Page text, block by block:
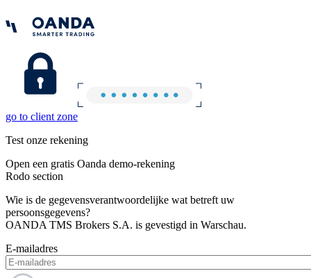
go to client zone
Test onze rekening
Open een gratis Oanda demo-rekening
Rodo section
Wie is de gegevensverantwoordelijke wat betreft uw
persoonsgegevens?
OANDA TMS Brokers S.A. is gevestigd in Warschau.
E-mailadres